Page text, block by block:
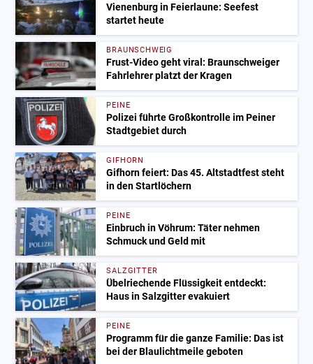
Vienenburg in Feierlaune: Seefest
startet heute
BRAUNSCHWEIG
Frust-Video geht viral: Braunschweiger
Fahrlehrer platzt der Kragen
PEINE
Polizei führte Großkontrolle im Peiner
Stadtgebiet durch
GIFHORN
Gifhorn feiert: Das 45. Altstadtfest steht
in den Startlöchern
PEINE
Einbruch in Vöhrum: Täter nehmen
Schmuck und Geld mit
SALZGITTER
Übelriechende Flüssigkeit entdeckt:
Haus in Salzgitter evakuiert
PEINE
Programm für die ganze Familie: Das ist
bei der Blaulichtmeile geboten